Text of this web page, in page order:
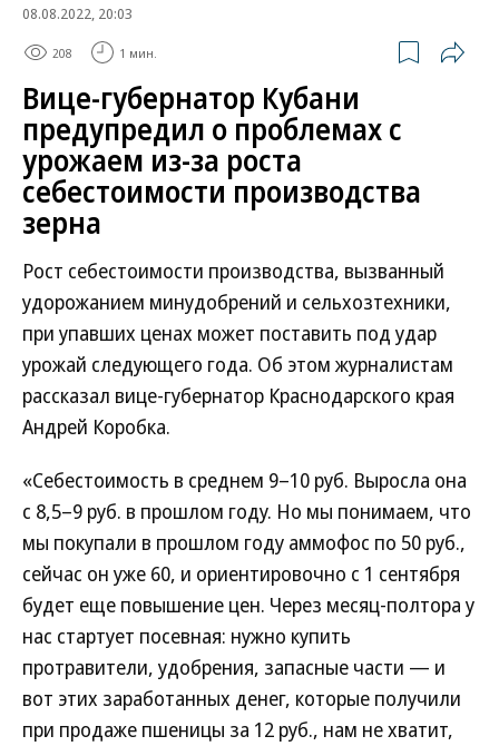
08.08.2022, 20:03
208 1 мин.
Вице-губернатор Кубани
предупредил о проблемах с
урожаем из-за роста
себестоимости производства
зерна
Рост себестоимости производства, вызванный
удорожанием минудобрений и сельхозтехники,
при упавших ценах может поставить под удар
урожай следующего года. Об этом журналистам
рассказал вице-губернатор Краснодарского края
Андрей Коробка.
«Себестоимость в среднем 9–10 руб. Выросла она
с 8,5–9 руб. в прошлом году. Но мы понимаем, что
мы покупали в прошлом году аммофос по 50 руб.,
сейчас он уже 60, и ориентировочно с 1 сентября
будет еще повышение цен. Через месяц-полтора у
нас стартует посевная: нужно купить
протравители, удобрения, запасные части — и
вот этих заработанных денег, которые получили
при продаже пшеницы за 12 руб., нам не хватит,